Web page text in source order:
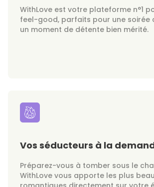
WithLove est votre plateforme n°1
feel-good, parfaits pour une soirée
un moment de détente bien mérité.
Vos séducteurs à la
Préparez-vous à tomber sous le
WithLove vous apporte les plus